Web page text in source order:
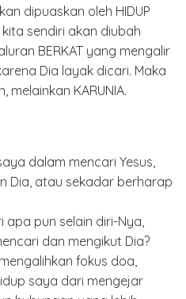
dipuaskan oleh HIDUP
sendiri akan diubah
BERKAT yang mengalir
Dia layak dicari. Maka
melainkan KARUNIA.
dalam mencari Yesus,
Dia, atau sekadar berharap
apa pun selain diri-Nya,
dan mengikut Dia?
fokus doa,
saya dari mengejar